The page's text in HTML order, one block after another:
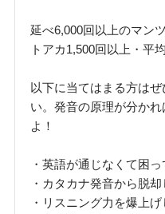
延べ6,000回以上のマン
トアカ1,500回以上・平
以下に当てはまる方は
い。発音の原理が分か
よ！
・英語が通じなくて困
・カタカナ発音から脱
・リスニング力を爆上